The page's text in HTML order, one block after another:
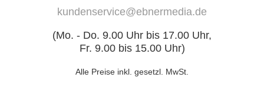
kundenservice@ebnermedia.de
(Mo. - Do. 9.00 Uhr bis 17.00 Uhr,
Fr. 9.00 bis 15.00 Uhr)
Alle Preise inkl. gesetzl. MwSt.